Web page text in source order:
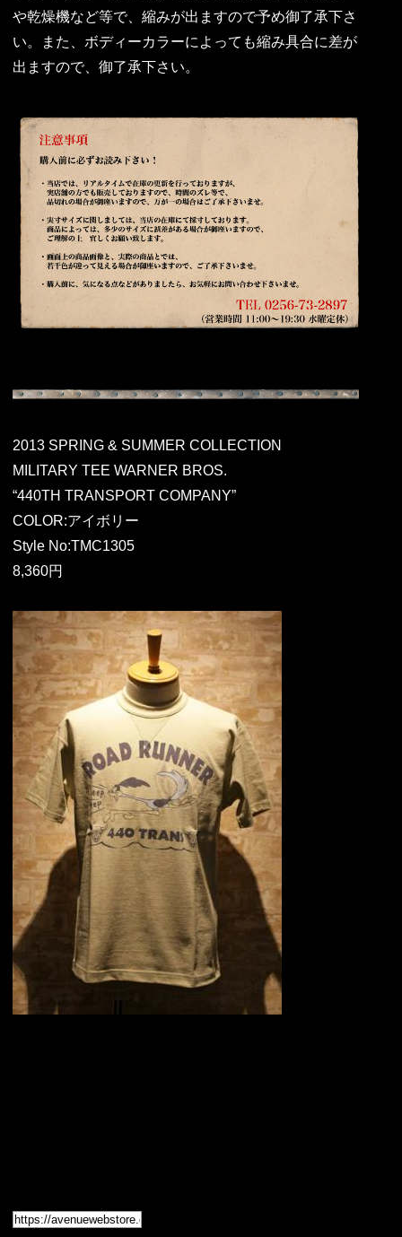
や乾燥機など等で、縮みが出ますので予め御了承下さ
い。また、ボディーカラーによっても縮み具合に差が
出ますので、御了承下さい。
2013 SPRING & SUMMER COLLECTION
MILITARY TEE WARNER BROS.
“440TH TRANSPORT COMPANY”
COLOR:アイボリー
Style No:TMC1305
8,360円